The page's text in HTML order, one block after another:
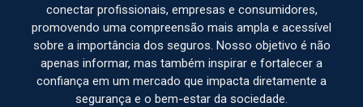
conectar profissionais, empresas e consumidores,
promovendo uma compreensão mais ampla e acessível
sobre a importância dos seguros. Nosso objetivo é não
apenas informar, mas também inspirar e fortalecer a
confiança em um mercado que impacta diretamente a
segurança e o bem-estar da sociedade.